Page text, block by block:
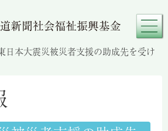
日本大震災被災者支援の助成先を受け